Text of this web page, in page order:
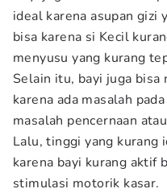
ideal karena asupan gizi
bisa karena si Kecil
menyusu yang kurang
Selain itu, bayi juga
karena ada masalah
masalah pencernaan
Lalu, tinggi yang kurang
karena bayi kurang aktif
stimulasi motorik kasar.